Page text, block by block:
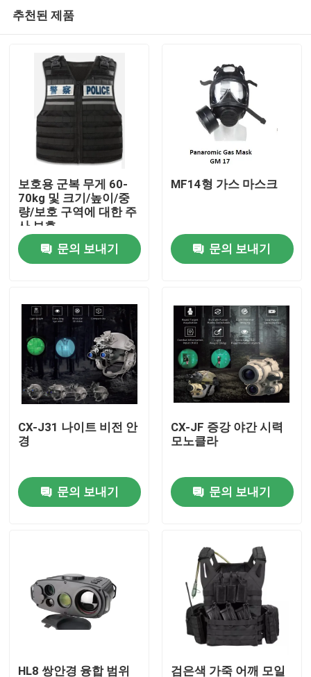
제품
비디오
우리 에 관한 것
공장 투어
품질 관리
인용 을 요청 하십시오
군 전술적 웨어
군 전술적 방탄 조끼
추천된 제품
보호용 군복 무게 60-
70kg 및 크기/높이/중
량/보호 구역에 대한 주
사 보호
문의 보내기
MF14형 가스 마스크
문의 보내기
CX-J31 나이트 비전 안
경
문의 보내기
CX-JF 증강 야간 시력
모노클라
문의 보내기
HL8 쌍안경 융합 범위 검은색 가죽 어깨 모일